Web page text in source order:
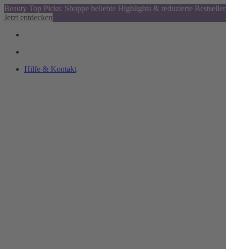
Beauty Top Picks: Shoppe beliebte Highlights & reduzierte Bestseller
Jetzt entdecken
Hilfe & Kontakt